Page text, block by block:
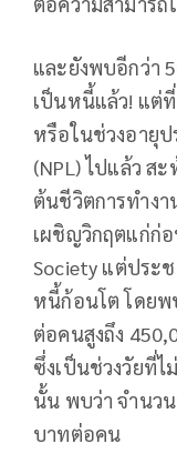
และยังพบอีกว่า
เป็นหนี้แล้ว! แต่
หรือในช่วงอายุ
(NPL) ไปแล้ว ส
ต้นชีวิตการทำง
เผชิญวิกฤตแก่ก่อ
Society แต่ประ
หนี้ก้อนโต โดยพ
ต่อคนสูงถึง
ซึ่งเป็นช่วงวัยที่ไ
นั้น พบว่า จำนว
บาทต่อคน